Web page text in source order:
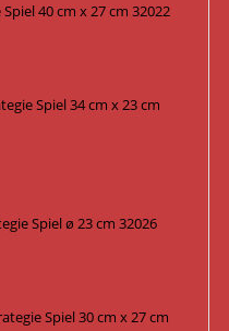
40 cm x 27 cm 32022
Spiel 34 cm x 23 cm
Spiel ø 23 cm 32026
Spiel 30 cm x 27 cm